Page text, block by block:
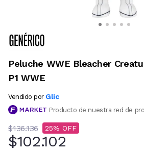
Peluche WWE Bleacher
P1 WWE
Vendido por Glic
Producto de nuestra red de
$136.136 25
$102.102